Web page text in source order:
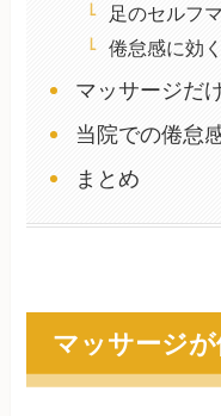
足のセルフ
倦怠感に効
マッサージだ
当院での倦怠
まとめ
マッサージ